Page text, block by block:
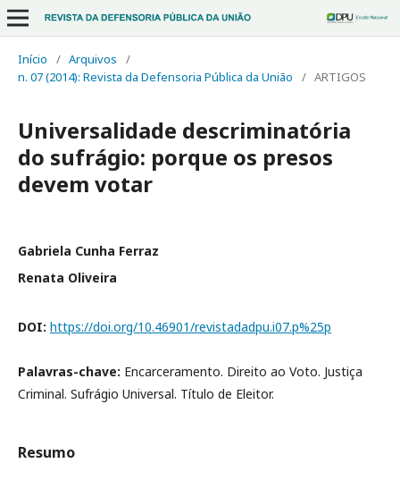
Início / Arquivos
/
n. 07 (2014): Revista da Defensoria Pública da União
/ ARTIGOS
Universalidade descriminatória
do sufrágio: porque os presos
devem votar
Gabriela Cunha Ferraz
Renata Oliveira
DOI: https://doi.org/10.46901/revistadadpu.i07.p%25p
Palavras-chave: Encarceramento. Direito ao Voto. Justiça
Criminal. Sufrágio Universal. Título de Eleitor.
Resumo